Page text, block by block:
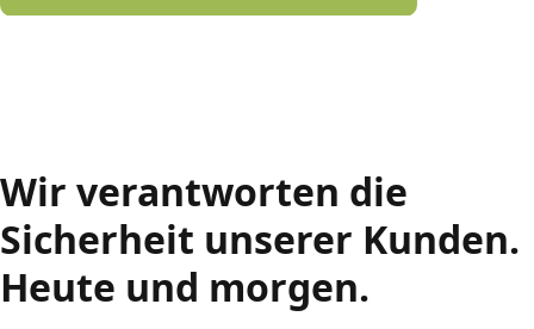
Wir verantworten die
Sicherheit unserer Kunden.
Heute und morgen.